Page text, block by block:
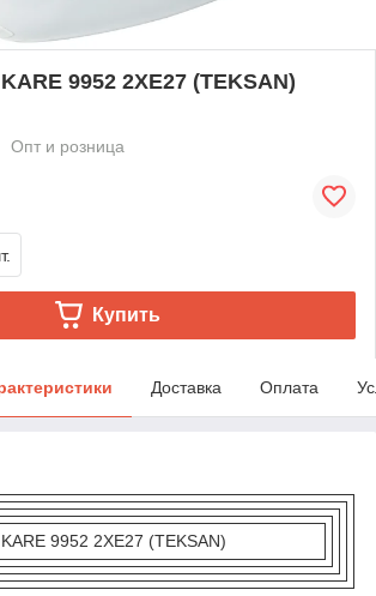
9952 2XE27 (TEKSAN)
Опт и розница
Купить
Доставка Оплата
9952 2XE27 (TEKSAN)